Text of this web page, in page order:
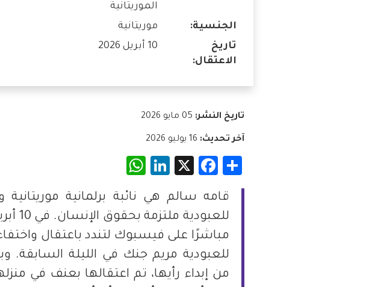
عمان
السعودية
السودان
سوريا
الموريتانية
الجنسية:
موريتانية
تاريخ
الاعتقال:
10 أبريل 2026
تاريخ النشر:
آخر تحديث:
Share
Facebook
X
LinkedIn
قامه سالم هي نائبة برلمانية
مباشرًا على فيسبوك لتندد باعتقال
للعبودية مريم جنك في الليلة السابقة.
من إبداء رأيها، تم اعتقالها بعنف في